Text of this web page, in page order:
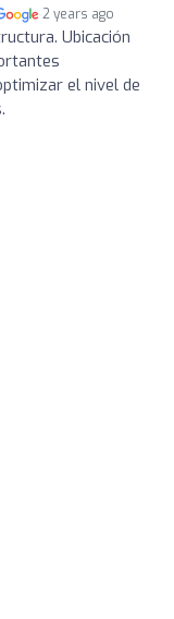
2 years ago
Ubicación
el nivel de